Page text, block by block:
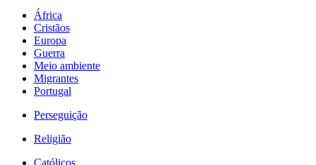
África
Cristãos
Europa
Guerra
Meio ambiente
Migrantes
Portugal
Perseguição
Religião
Católicos